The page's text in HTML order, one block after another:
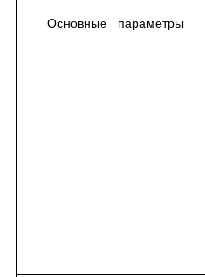
Основные параметры